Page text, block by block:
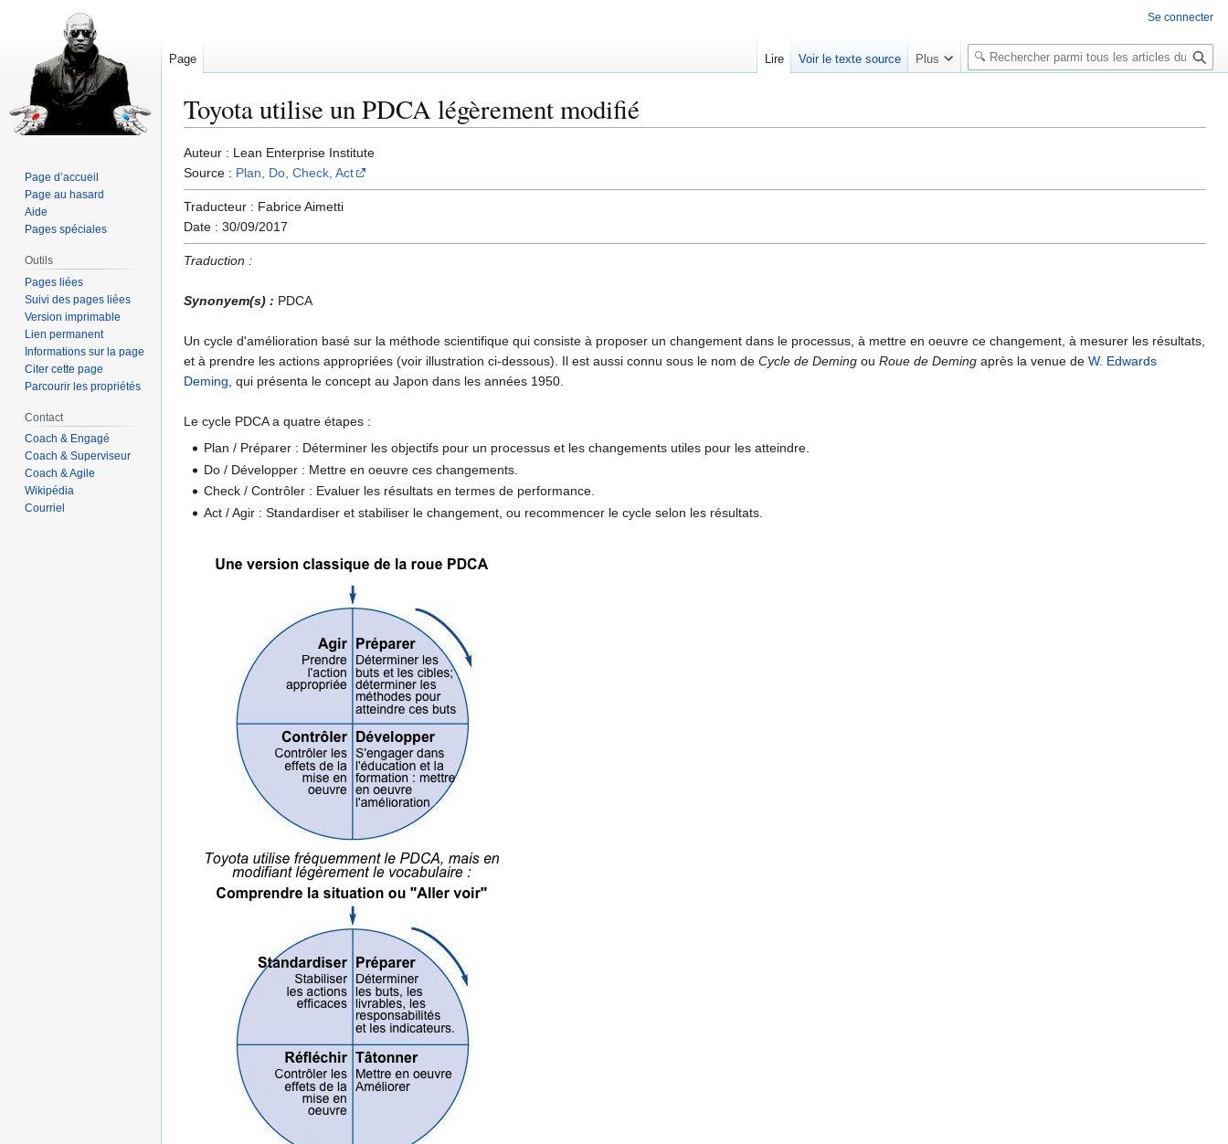
Toyota utilise un PDCA légèrement modifié
Aller
à
la
navigation
Aller
à
la
recherche
Auteur : Lean Enterprise Institute
Source : Plan, Do, Check, Act
Traducteur : Fabrice Aimetti
Date : 30/09/2017
Traduction :
Synonyem(s) : PDCA
Un cycle d'amélioration basé sur la méthode scientifique qui consiste à proposer un changement dans le processus, à mettre en oeuvre ce changement, à mesurer les résultats,
et à prendre les actions appropriées (voir illustration ci-dessous). Il est aussi connu sous le nom de Cycle de Deming ou Roue de Deming après la venue de W. Edwards
Deming, qui présenta le concept au Japon dans les années 1950.
Le cycle PDCA a quatre étapes :
Plan / Préparer : Déterminer les objectifs pour un processus et les changements utiles pour les atteindre.
Do / Développer : Mettre en oeuvre ces changements.
Check / Contrôler : Evaluer les résultats en termes de performance.
Act / Agir : Standardiser et stabiliser le changement, ou recommencer le cycle selon les résultats.
Se connecter
Page Lire Voir le texte source Plus
R
e
e
r
Page d’accueil
Page au hasard
Aide
Pages spéciales
Outils
Pages liées
Suivi des pages liées
Version imprimable
Lien permanent
Informations sur la page
Citer cette page
Parcourir les propriétés
Contact
Coach & Engagé
Coach & Superviseur
Coach & Agile
Wikipédia
Courriel